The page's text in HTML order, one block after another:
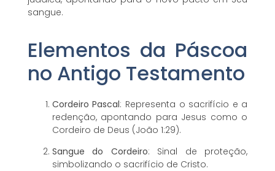
sangue.
Elementos da Páscoa
no Antigo Testamento
Cordeiro Pascal: Representa o sacrifício e a
redenção, apontando para Jesus como o
Cordeiro de Deus (João 1:29).
Sangue do Cordeiro: Sinal de proteção,
simbolizando o sacrifício de Cristo.